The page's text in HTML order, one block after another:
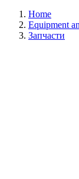
Home
Equipment
Запчасти